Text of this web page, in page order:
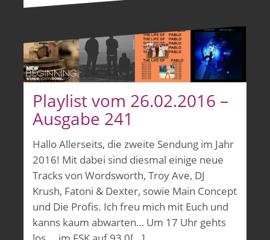
Playlist vom 26.02.2016 –
Ausgabe 241
Hallo Allerseits, die zweite Sendung im Jahr
2016! Mit dabei sind diesmal einige neue
Tracks von Wordsworth, Troy Ave, DJ
Krush, Fatoni & Dexter, sowie Main Concept
und Die Profis. Ich freu mich mit Euch und
kanns kaum abwarten… Um 17 Uhr gehts